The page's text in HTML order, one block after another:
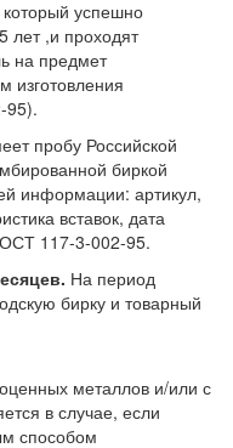
успешно
лет ,и проходят
на предмет
изготовления
95).
пробу Российской
биркой
информации: артикул,
вставок, дата
ОСТ 117-3-002-95.
На период
бирку и товарный
металлов и/или с
в случае, если
способом